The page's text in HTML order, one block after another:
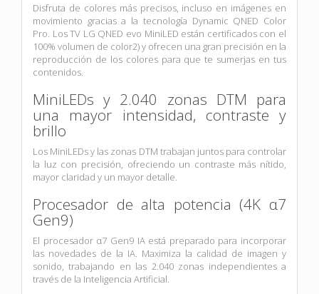
Disfruta de colores más precisos, incluso en imágenes en
movimiento gracias a la tecnología Dynamic QNED Color
Pro. Los TV LG QNED evo MiniLED están certificados con el
100% volumen de color2) y ofrecen una gran precisión en la
reproducción de los colores para que te sumerjas en tus
contenidos.
MiniLEDs y 2.040 zonas DTM para
una mayor intensidad, contraste y
brillo
Los MiniLEDs y las zonas DTM trabajan juntos para controlar
la luz con precisión, ofreciendo un contraste más nítido,
mayor claridad y un mayor detalle.
Procesador de alta potencia (4K α7
Gen9)
El procesador α7 Gen9 IA está preparado para incorporar
las novedades de la IA. Maximiza la calidad de imagen y
sonido, trabajando en las 2.040 zonas independientes a
través de la Inteligencia Artificial.